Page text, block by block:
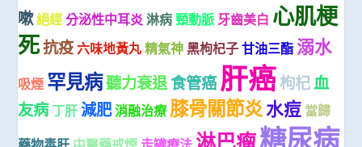
嗽絕經 分泌性中耳炎 淋病 頸動脈 牙齒美白 心肌梗
死抗疫 六味地黃丸 精氣神 黑枸杞子 甘油三酯 溺水
吸煙 罕見病聽力衰退食管癌肝癌枸杞血
友病 丁肝 減肥消融治療 膝骨關節炎水痘 當歸
淋巴瘤糖尿病